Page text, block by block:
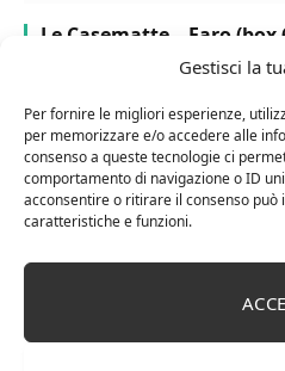
Gestisci la
Per fornire le migliori esperienze,
per memorizzare e/o accedere alle
consenso a queste tecnologie ci
comportamento di navigazione o ID
acconsentire o ritirare il consenso
caratteristiche e funzioni.
Le Casematte – Faro (box
PUBBLICITÀ
Hai un negozio specializzato